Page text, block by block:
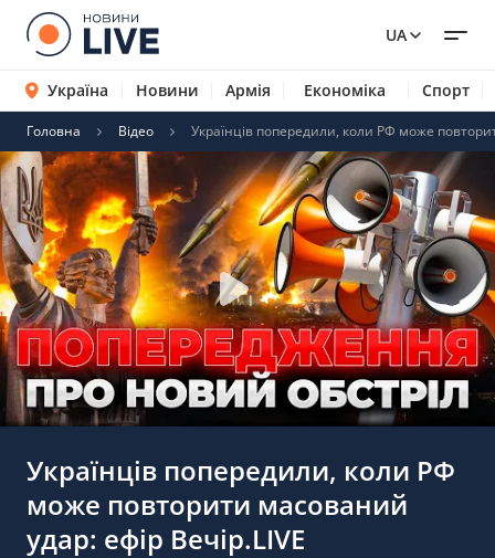
UA
Україна Новини Армія Економіка Спорт
Головна Відео Українців попередили, коли РФ може
Українців попередили, коли РФ
може повторити масований
удар: ефір Вечір.LIVE